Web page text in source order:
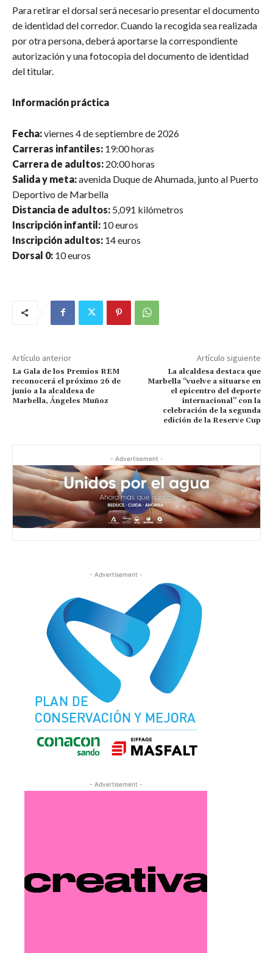
Para retirar el dorsal será necesario presentar el documento
de identidad del corredor. Cuando la recogida sea realizada
por otra persona, deberá aportarse la correspondiente
autorización y una fotocopia del documento de identidad
del titular.
Información práctica
Fecha:viernes 4 de septiembre de 2026
Carreras infantiles: 19:00 horas
Carrera de adultos: 20:00 horas
Salida y meta:avenida Duque de Ahumada, junto al Puerto
Deportivo de Marbella
Distancia de adultos: 5,091 kilómetros
Inscripción infantil: 10 euros
Inscripción adultos: 14 euros
Dorsal 0: 10 euros
Artículo anterior
La Gala de los Premios REM
reconocerá el próximo 26 de
junio a la alcaldesa de
Marbella, Ángeles Muñoz
Artículo siguiente
La alcaldesa destaca que
Marbella “vuelve a situarse en
el epicentro del deporte
internacional” con la
celebración de la segunda
edición de la Reserve Cup
- Advertisement -
- Advertisement -
- Advertisement -